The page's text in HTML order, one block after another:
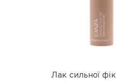
Лак сильної